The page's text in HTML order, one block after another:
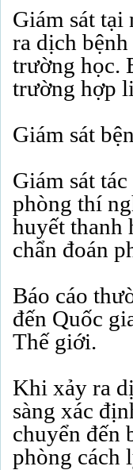
Giám sát
ra dịch
trường học.
trường hợp
Giám sát
Giám sát
phòng thí
huyết thanh
chẩn đoán
Báo cáo
đến Quốc
Thế giới.
Khi xảy ra
sàng xác
chuyển đến
phòng cách